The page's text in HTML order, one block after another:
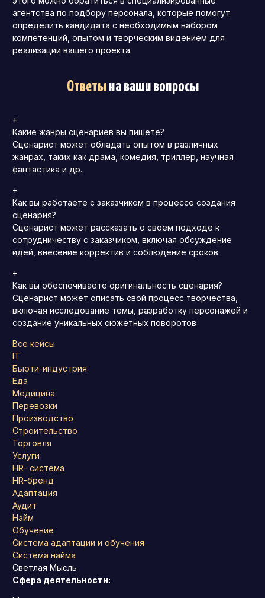
агентства по подбору персонала, которые помогут
определить кандидата с необходимым набором
компетенций, опытом и творческим видением для
реализации вашего проекта.
Ответына ваши вопросы
+
Какие жанры сценариев вы пишете?
Сценарист может обладать опытом в различных
жанрах, таких как драма, комедия, триллер, научная
фантастика и др.
+
Как вы работаете с заказчиком в процессе создания
сценария?
Сценарист может рассказать о своем подходе к
сотрудничеству с заказчиком, включая обсуждение
идей, внесение корректив и соблюдение сроков.
+
Как вы обеспечиваете оригинальность сценария?
Сценарист может описать свой процесс творчества,
включая исследование темы, разработку персонажей и
создание уникальных сюжетных поворотов
Все кейсы
IT
Бьюти-индустрия
Еда
Медицина
Перевозки
Производство
Строительство
Торговля
Услуги
HR- система
HR-бренд
Адаптация
Аудит
Найм
Обучение
Система адаптации и обучения
Система найма
Светлая Мысль
Сфера деятельности: